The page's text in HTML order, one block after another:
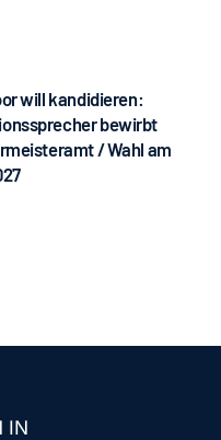
will kandidieren:
bewirbt
/ Wahl am
IN